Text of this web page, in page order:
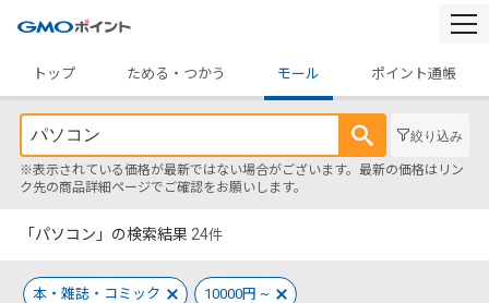
トップ
ためる・つかう モール ポイント通帳
絞り込み
※表示されている価格が最新ではない場合がございます。最新の価格はリン
ク先の商品詳細ページでご確認をお願いします。
「パソコン」の検索結果 24件
本・雑誌・コミック 10000円 ~